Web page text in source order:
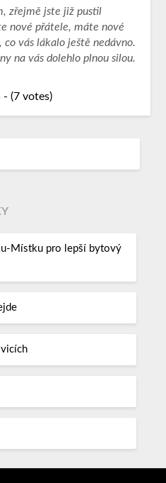
zřejmě jste již pustil
nové přátele, máte nové
vás lákalo ještě nedávno.
na vás dolehlo plnou silou.
(7 votes)
Místku pro lepší bytový